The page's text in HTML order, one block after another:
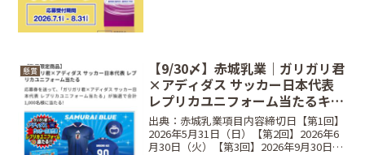
懸賞
【9/30〆】赤城乳業｜ガリガリ君
×アディダス サッカー日本代表
レプリカユニフォーム当たるキャ
ンペーン
出典：赤城乳業項目内容締切日【第1回】
2026年5月31日（日）【第2回】2026年6
月30日（火）【第3回】2026年9月30日